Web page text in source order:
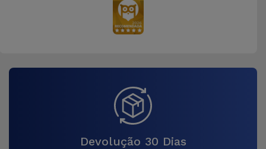
Devolução 30 Dias